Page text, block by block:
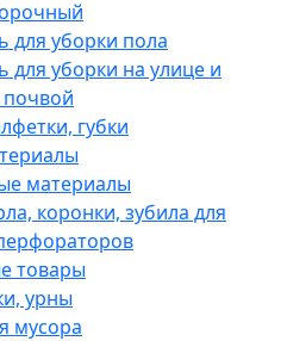
для уборки пола
для уборки на улице и
почвой
губки
материалы
коронки, зубила для
товары
урны
мусора